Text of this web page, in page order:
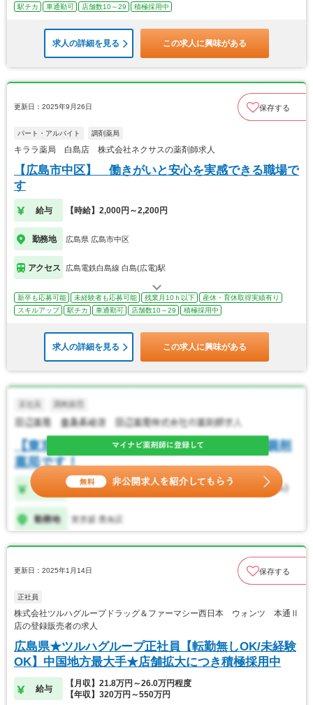
駅チカ 車通勤可 店舗数10～29 積極採用中
求人の詳細を見る この求人に興味がある
更新日：2025年9月26日 保存する
パート・アルバイト 調剤薬局
キララ薬局 白島店 株式会社ネクサスの薬剤師求人
【広島市中区】 働きがいと安心を実感できる職場で
す
給与 【時給】2,000円～2,200円
勤務地 広島県 広島市中区
アクセス 広島電鉄白島線 白島(広電)駅
新卒も応募可能 未経験者も応募可能 残業月10ｈ以下
産休・育休取得実績有り
スキルアップ
駅チカ 車通勤可 店舗数10～29 積極採用中
求人の詳細を見る この求人に興味がある
更新日：2025年1月14日 保存する
正社員
株式会社ツルハグループドラッグ＆ファーマシー西日本 ウォンツ 本通Ⅱ
店の登録販売者の求人
広島県★ツルハグループ正社員【転勤無しOK/未経験
OK】中国地方最大手★店舗拡大につき積極採用中
給与
【月収】21.8万円～26.0万円程度
【年収】320万円～550万円